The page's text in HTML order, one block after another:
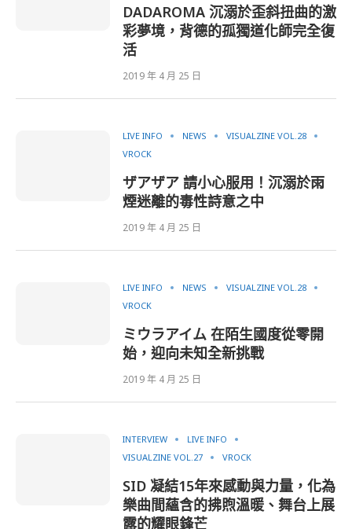
DADAROMA 沉溺於歪斜扭曲的激
彩夢境，背德的孤獨道化師完全復
活
2019 年 4 月 25 日
LIVE INFO NEWS
VISUALZINE VOL.28
VROCK
ザアザア 請小心服用！沉溺於雨
煙迷離的毒性詩意之中
2019 年 4 月 25 日
LIVE INFO NEWS
VISUALZINE VOL.28
VROCK
ミウラアイム 在陌生國度從零開
始，迎向未知全新挑戰
2019 年 4 月 25 日
INTERVIEW
LIVE INFO
VISUALZINE VOL.27
VROCK
SID 凝結15年來感動與力量，化為
樂曲間蘊含的拂煦溫暖、舞台上展
露的耀眼鋒芒